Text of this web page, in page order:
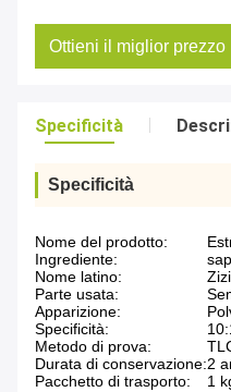
Ottieni il miglior prezzo
Specificità
Specificità
Nome del prodotto:
Ingrediente:
Nome latino:
Parte usata:
Apparizione:
Specificità:
Metodo di prova:
Durata di conservazione:2
Pacchetto di trasporto:
1